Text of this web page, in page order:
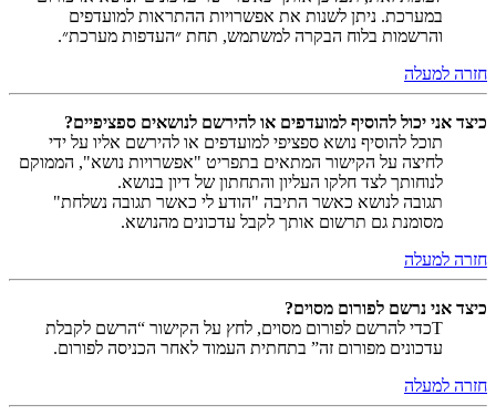
במערכת. ניתן לשנות את אפשרויות ההתראות למועדפים
והרשמות בלוח הבקרה למשתמש, תחת ״העדפות מערכת״.
חזרה למעלה
כיצד אני יכול להוסיף למועדפים או להירשם לנושאים ספציפיים?
תוכל להוסיף נושא ספציפי למועדפים או להירשם אליו על ידי
לחיצה על הקישור המתאים בתפריט "אפשרויות נושא", הממוקם
לנוחותך לצד חלקו העליון והתחתון של דיון בנושא.
תגובה לנושא כאשר התיבה "הודע לי כאשר תגובה נשלחת"
מסומנת גם תרשום אותך לקבל עדכונים מהנושא.
חזרה למעלה
כיצד אני נרשם לפורום מסוים?
Tכדי להרשם לפורום מסוים, לחץ על הקישור “הרשם לקבלת
עדכונים מפורום זה” בתחתית העמוד לאחר הכניסה לפורום.
חזרה למעלה